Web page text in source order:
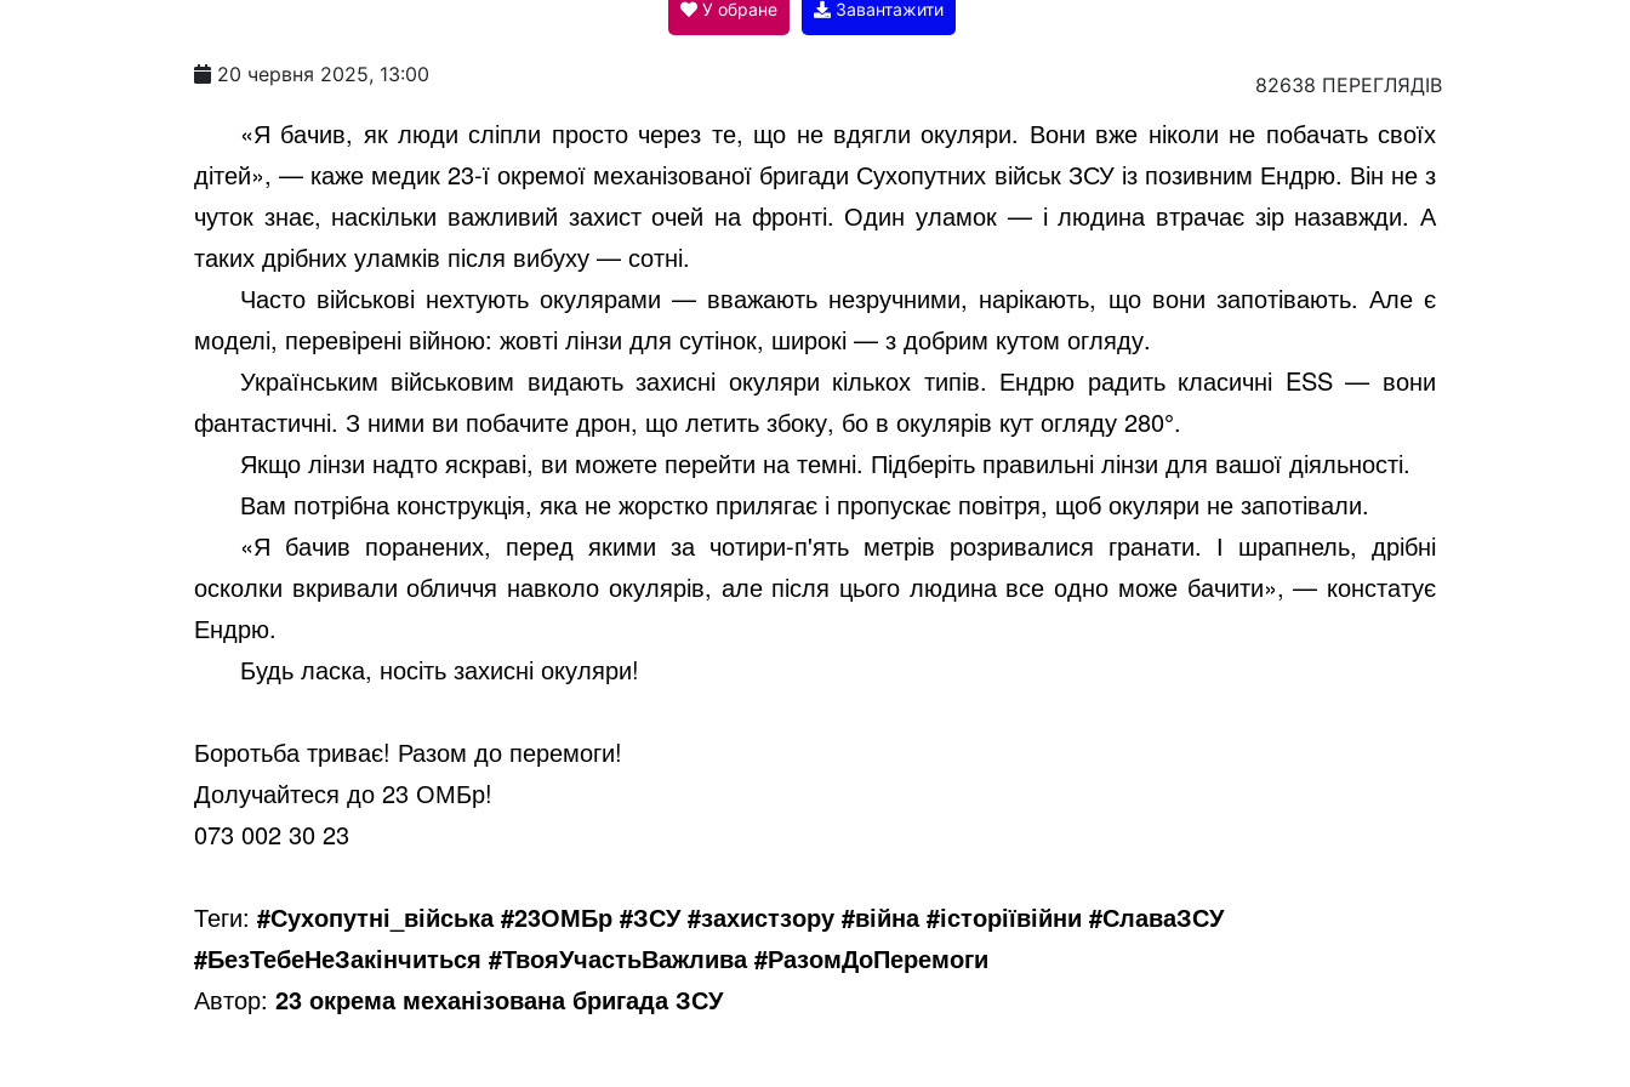
d
o
У обране Завантажити
20 червня 2025, 13:00 82638 ПЕРЕГЛЯДІВ
«Я бачив, як люди сліпли просто через те, що не вдягли окуляри. Вони вже ніколи не побачать своїх
дітей», — каже медик 23-ї окремої механізованої бригади Сухопутних військ ЗСУ із позивним Ендрю. Він не з
чуток знає, наскільки важливий захист очей на фронті. Один уламок — і людина втрачає зір назавжди. А
таких дрібних уламків після вибуху — сотні.
Часто військові нехтують окулярами — вважають незручними, нарікають, що вони запотівають. Але є
моделі, перевірені війною: жовті лінзи для сутінок, широкі — з добрим кутом огляду.
Українським військовим видають захисні окуляри кількох типів. Ендрю радить класичні ESS — вони
фантастичні. З ними ви побачите дрон, що летить збоку, бо в окулярів кут огляду 280°.
Якщо лінзи надто яскраві, ви можете перейти на темні. Підберіть правильні лінзи для вашої діяльності.
Вам потрібна конструкція, яка не жорстко прилягає і пропускає повітря, щоб окуляри не запотівали.
«Я бачив поранених, перед якими за чотири-п'ять метрів розривалися гранати. І шрапнель, дрібні
осколки вкривали обличчя навколо окулярів, але після цього людина все одно може бачити», — констатує
Ендрю.
Будь ласка, носіть захисні окуляри!
Боротьба триває! Разом до перемоги!
Долучайтеся до 23 ОМБр!
073 002 30 23
Теги: #Сухопутні_війська #23ОМБр #ЗСУ #захистзору #війна #історіївійни #СлаваЗСУ
#БезТебеНеЗакінчиться #ТвояУчастьВажлива #РазомДоПеремоги
Автор: 23 окрема механізована бригада ЗСУ